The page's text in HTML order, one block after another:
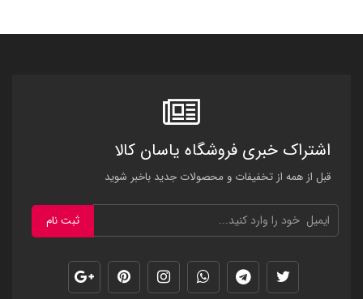
اشتراک خبری فروشگاه یاسان کالا
قبل از همه از تخفیفات و محصولات جدید باخبر شوید
ثبت نام